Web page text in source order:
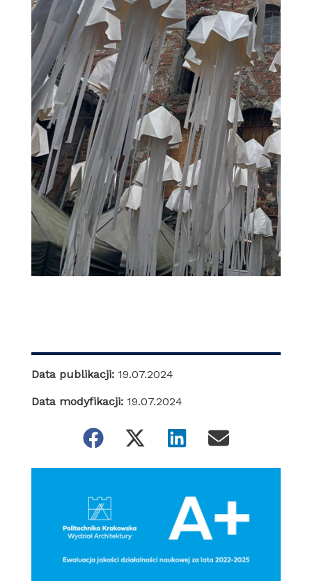
Data publikacji: 19.07.2024
Data modyfikacji: 19.07.2024